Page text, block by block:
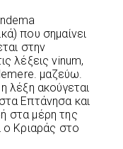
που σημαίνει
στην
λέξεις vinum,
μαζεύω.
λέξη ακούγεται
Επτάνησα και
στα μέρη της
ο Κριαράς στο